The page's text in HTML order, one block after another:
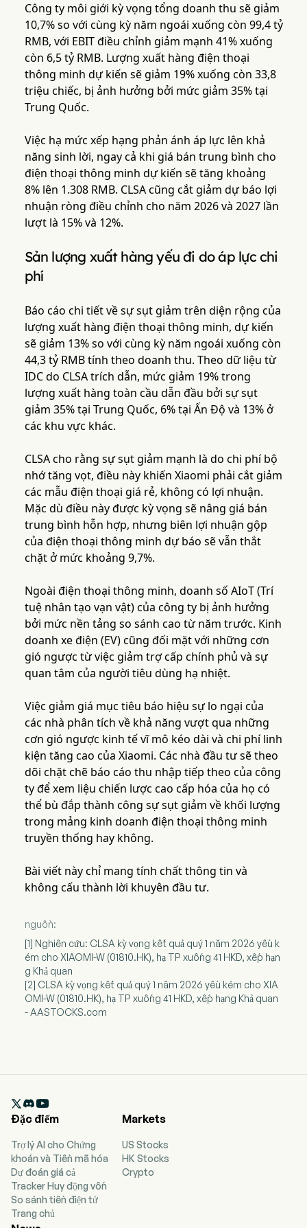
Công ty môi giới kỳ vọng tổng doanh thu sẽ giảm
10,7% so với cùng kỳ năm ngoái xuống còn 99,4 tỷ
RMB, với EBIT điều chỉnh giảm mạnh 41% xuống
còn 6,5 tỷ RMB. Lượng xuất hàng điện thoại
thông minh dự kiến sẽ giảm 19% xuống còn 33,8
triệu chiếc, bị ảnh hưởng bởi mức giảm 35% tại
Trung Quốc.
Việc hạ mức xếp hạng phản ánh áp lực lên khả
năng sinh lời, ngay cả khi giá bán trung bình cho
điện thoại thông minh dự kiến sẽ tăng khoảng
8% lên 1.308 RMB. CLSA cũng cắt giảm dự báo lợi
nhuận ròng điều chỉnh cho năm 2026 và 2027 lần
lượt là 15% và 12%.
Sản lượng xuất hàng yếu đi do áp lực chi
phí
Báo cáo chi tiết về sự sụt giảm trên diện rộng của
lượng xuất hàng điện thoại thông minh, dự kiến
sẽ giảm 13% so với cùng kỳ năm ngoái xuống còn
44,3 tỷ RMB tính theo doanh thu. Theo dữ liệu từ
IDC do CLSA trích dẫn, mức giảm 19% trong
lượng xuất hàng toàn cầu dẫn đầu bởi sự sụt
giảm 35% tại Trung Quốc, 6% tại Ấn Độ và 13% ở
các khu vực khác.
CLSA cho rằng sự sụt giảm mạnh là do chi phí bộ
nhớ tăng vọt, điều này khiến Xiaomi phải cắt giảm
các mẫu điện thoại giá rẻ, không có lợi nhuận.
Mặc dù điều này được kỳ vọng sẽ nâng giá bán
trung bình hỗn hợp, nhưng biên lợi nhuận gộp
của điện thoại thông minh dự báo sẽ vẫn thắt
chặt ở mức khoảng 9,7%.
Ngoài điện thoại thông minh, doanh số AIoT (Trí
tuệ nhân tạo vạn vật) của công ty bị ảnh hưởng
bởi mức nền tảng so sánh cao từ năm trước. Kinh
doanh xe điện (EV) cũng đối mặt với những cơn
gió ngược từ việc giảm trợ cấp chính phủ và sự
quan tâm của người tiêu dùng hạ nhiệt.
Việc giảm giá mục tiêu báo hiệu sự lo ngại của
các nhà phân tích về khả năng vượt qua những
cơn gió ngược kinh tế vĩ mô kéo dài và chi phí linh
kiện tăng cao của Xiaomi. Các nhà đầu tư sẽ theo
dõi chặt chẽ báo cáo thu nhập tiếp theo của công
ty để xem liệu chiến lược cao cấp hóa của họ có
thể bù đắp thành công sự sụt giảm về khối lượng
trong mảng kinh doanh điện thoại thông minh
truyền thống hay không.
Bài viết này chỉ mang tính chất thông tin và
không cấu thành lời khuyên đầu tư.
nguồn:
[1] Nghiên cứu: CLSA kỳ vọng kết quả quý 1 năm 2026 yếu k
ém cho XIAOMI-W (01810.HK), hạ TP xuống 41 HKD, xếp hạn
g Khả quan
[2] CLSA kỳ vọng kết quả quý 1 năm 2026 yếu kém cho XIA
OMI-W (01810.HK), hạ TP xuống 41 HKD, xếp hạng Khả quan
- AASTOCKS.com

Đặc điểm
Trợ lý AI cho Chứng
khoán và Tiền mã hóa
Dự đoán giá cả
Tracker Huy động vốn
So sánh tiền điện tử
Trang chủ
Markets
US Stocks
HK Stocks
Crypto